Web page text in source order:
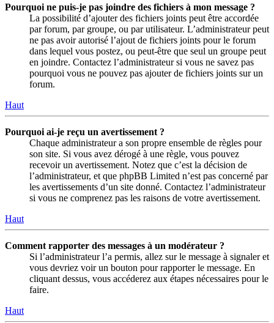
Pourquoi ne puis-je pas joindre des fichiers à mon message ?
La possibilité d’ajouter des fichiers joints peut être accordée
par forum, par groupe, ou par utilisateur. L’administrateur peut
ne pas avoir autorisé l’ajout de fichiers joints pour le forum
dans lequel vous postez, ou peut-être que seul un groupe peut
en joindre. Contactez l’administrateur si vous ne savez pas
pourquoi vous ne pouvez pas ajouter de fichiers joints sur un
forum.
Haut
Pourquoi ai-je reçu un avertissement ?
Chaque administrateur a son propre ensemble de règles pour
son site. Si vous avez dérogé à une règle, vous pouvez
recevoir un avertissement. Notez que c’est la décision de
l’administrateur, et que phpBB Limited n’est pas concerné par
les avertissements d’un site donné. Contactez l’administrateur
si vous ne comprenez pas les raisons de votre avertissement.
Haut
Comment rapporter des messages à un modérateur ?
Si l’administrateur l’a permis, allez sur le message à signaler et
vous devriez voir un bouton pour rapporter le message. En
cliquant dessus, vous accéderez aux étapes nécessaires pour le
faire.
Haut